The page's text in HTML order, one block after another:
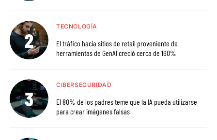
TECNOLOGÍA
El tráfico hacia sitios de retail proveniente de
herramientas de GenAI creció cerca de 160%
CIBERSEGURIDAD
El 80% de los padres teme que la IA pueda utilizarse
para crear imágenes falsas